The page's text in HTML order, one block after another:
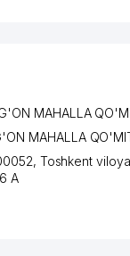
MAHALLA
MAHALLA
Toshkent
А